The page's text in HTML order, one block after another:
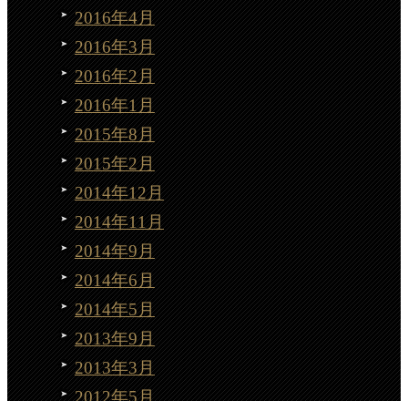
2016年4月
2016年3月
2016年2月
2016年1月
2015年8月
2015年2月
2014年12月
2014年11月
2014年9月
2014年6月
2014年5月
2013年9月
2013年3月
2012年5月